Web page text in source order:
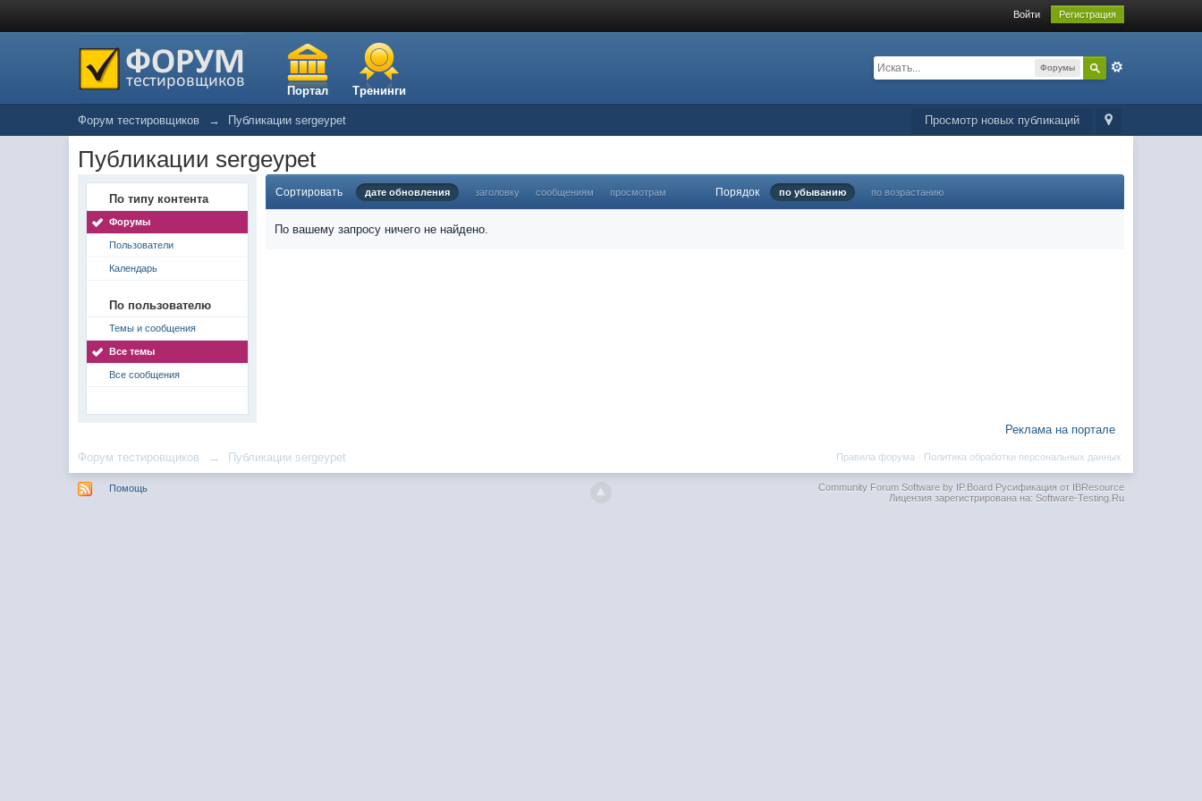
Войти Регистрация
Портал Тренинги
Форумы
Просмотр новых публикаций
Форум тестировщиков → Публикации sergeypet
Публикации sergeypet
По типу контента
Форумы
Пользователи
Календарь
По пользователю
Темы и сообщения
Все темы
Все сообщения
Сортировать дате обновления заголовку сообщениям просмотрам Порядок по убыванию по возрастанию
По вашему запросу ничего не найдено.
Реклама на портале
Форум тестировщиков → Публикации sergeypet Политика обработки персональных данных
Правила форума ·
Помощь Community Forum Software by IP.BoardРусификация от IBResource
Лицензия зарегистрирована на: Software-Testing.Ru